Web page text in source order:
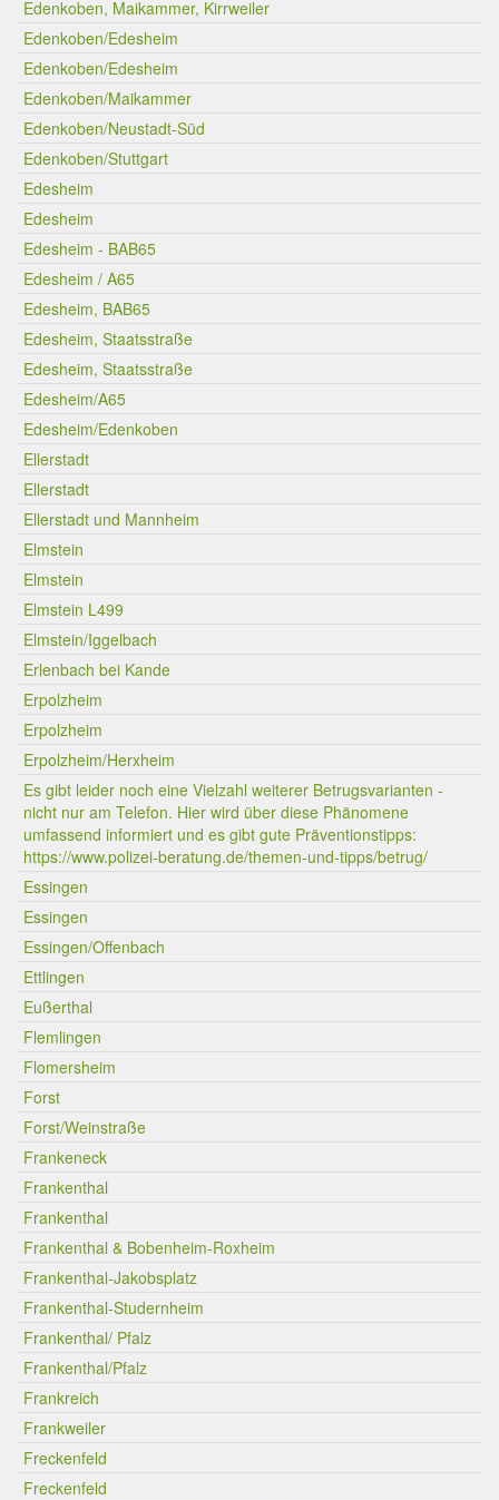
Edenkoben, Maikammer, Kirrweiler
Edenkoben/Edesheim
Edenkoben/Edesheim
Edenkoben/Maikammer
Edenkoben/Neustadt-Süd
Edenkoben/Stuttgart
Edesheim
Edesheim
Edesheim - BAB65
Edesheim / A65
Edesheim, BAB65
Edesheim, Staatsstraße
Edesheim, Staatsstraße
Edesheim/A65
Edesheim/Edenkoben
Ellerstadt
Ellerstadt
Ellerstadt und Mannheim
Elmstein
Elmstein
Elmstein L499
Elmstein/Iggelbach
Erlenbach bei Kande
Erpolzheim
Erpolzheim
Erpolzheim/Herxheim
Es gibt leider noch eine Vielzahl weiterer Betrugsvarianten -
nicht nur am Telefon. Hier wird über diese Phänomene
umfassend informiert und es gibt gute Präventionstipps:
https://www.polizei-beratung.de/themen-und-tipps/betrug/
Essingen
Essingen
Essingen/Offenbach
Ettlingen
Eußerthal
Flemlingen
Flomersheim
Forst
Forst/Weinstraße
Frankeneck
Frankenthal
Frankenthal
Frankenthal & Bobenheim-Roxheim
Frankenthal-Jakobsplatz
Frankenthal-Studernheim
Frankenthal/ Pfalz
Frankenthal/Pfalz
Frankreich
Frankweiler
Freckenfeld
Freckenfeld